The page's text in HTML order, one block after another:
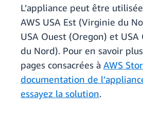
L’appliance peut être
AWS USA Est (Virginie du
USA Ouest (Oregon) et
du Nord). Pour en savoir
pages consacrées à AWS
documentation de
essayez la solution.